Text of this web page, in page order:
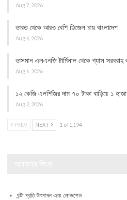
Aug 7, 2026
ভারত থেকে আরও বেশি ডিজেল চায় বাংলাদেশ
Aug 6, 2026
ভাসমান এলএনজি টার্মিনাল থেকে গ্যাস
Aug 6, 2026
১২ কেজি এলপিজির দাম ৭০ টাকা বাড়িয়ে ১
Aug 2, 2026
PREV NEXT 1 of 1,194
ঘন্টা প্রতি উৎপাদন এবং লোডশেড